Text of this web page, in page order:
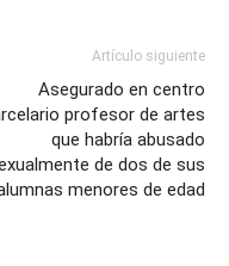
Artículo siguiente
Asegurado en centro
profesor de artes
que habría abusado
de dos de sus
menores de edad